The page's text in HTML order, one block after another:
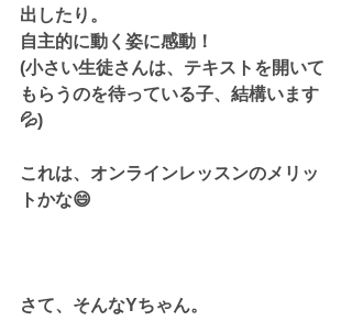
出したり。
自主的に動く姿に感動！
(小さい生徒さんは、テキストを開いて
もらうのを待っている子、結構います
💦)
これは、オンラインレッスンのメリッ
トかな😄
さて、そんなYちゃん。